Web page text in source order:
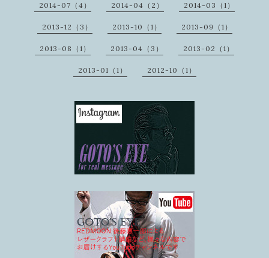
2014-07（4） 2014-04（2） 2014-03（1）
2013-12（3） 2013-10（1） 2013-09（1）
2013-08（1） 2013-04（3） 2013-02（1）
2013-01（1） 2012-10（1）